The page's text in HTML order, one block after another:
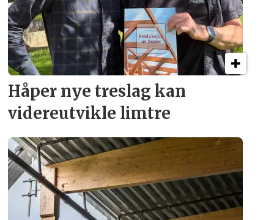
Håper nye treslag kan
videreutvikle limtre